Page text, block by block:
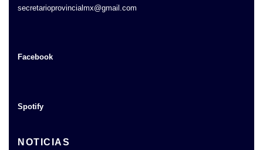
secretarioprovincialmx@gmail.com
Facebook
Spotify
NOTICIAS